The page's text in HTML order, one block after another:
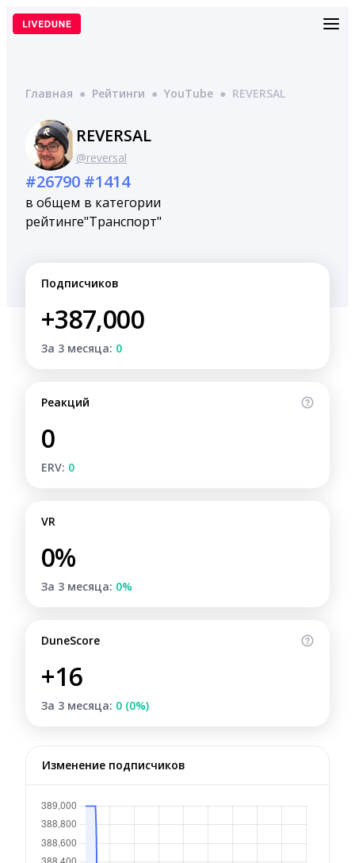
Перейти
Главная ● Рейтинги ● YouTube ● REVERSAL
REVERSAL
@reversal
#26790
в общем
рейтинге
#1414
в категории
"Транспорт"
Подписчиков
+387,000
За 3 месяца: 0
Реакций
0
ERV: 0
VR
0%
За 3 месяца: 0%
DuneScore
+16
За 3 месяца: 0 (0%)
Изменение подписчиков